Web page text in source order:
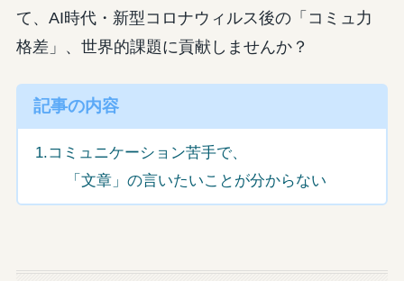
て、AI時代・新型コロナウィルス後の「コミュ力
格差」、世界的課題に貢献しませんか？
記事の内容
1.コミュニケーション苦手で、
「文章」の言いたいことが分からない